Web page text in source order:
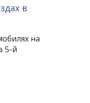
в
на
5-й